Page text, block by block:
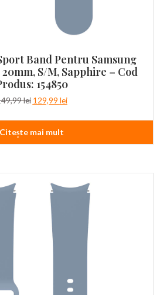
Band Pentru Samsung
S/M, Sapphire – Cod
154850
lei Prețul
a
fost:
149,99 lei.
129,99 leiPrețul
este:
Citește mai mult